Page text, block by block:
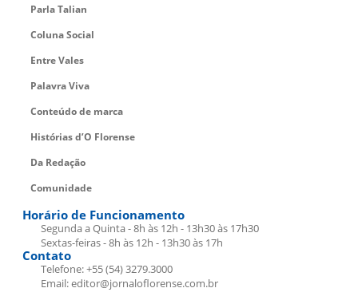
Parla Talian
Coluna Social
Entre Vales
Palavra Viva
Conteúdo de marca
Histórias d’O Florense
Da Redação
Comunidade
Horário de Funcionamento
Segunda a Quinta - 8h às 12h - 13h30 às 17h30
Sextas-feiras - 8h às 12h - 13h30 às 17h
Contato
Telefone: +55 (54) 3279.3000
Email: editor@jornaloflorense.com.br